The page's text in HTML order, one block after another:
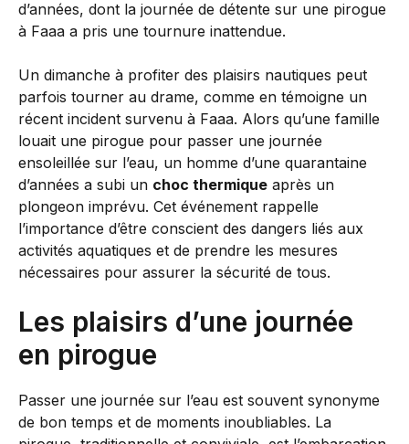
d’années, dont la journée de détente sur une pirogue
à Faaa a pris une tournure inattendue.
Un dimanche à profiter des plaisirs nautiques peut
parfois tourner au drame, comme en témoigne un
récent incident survenu à Faaa. Alors qu’une famille
louait une pirogue pour passer une journée
ensoleillée sur l’eau, un homme d’une quarantaine
d’années a subi un choc thermique après un
plongeon imprévu. Cet événement rappelle
l’importance d’être conscient des dangers liés aux
activités aquatiques et de prendre les mesures
nécessaires pour assurer la sécurité de tous.
Les plaisirs d’une journée
en pirogue
Passer une journée sur l’eau est souvent synonyme
de bon temps et de moments inoubliables. La